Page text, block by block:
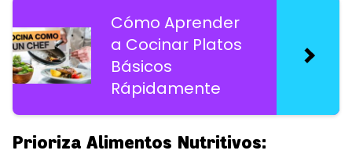
Cómo Aprender
a Cocinar Platos
Básicos
Rápidamente
Prioriza Alimentos Nutritivos: